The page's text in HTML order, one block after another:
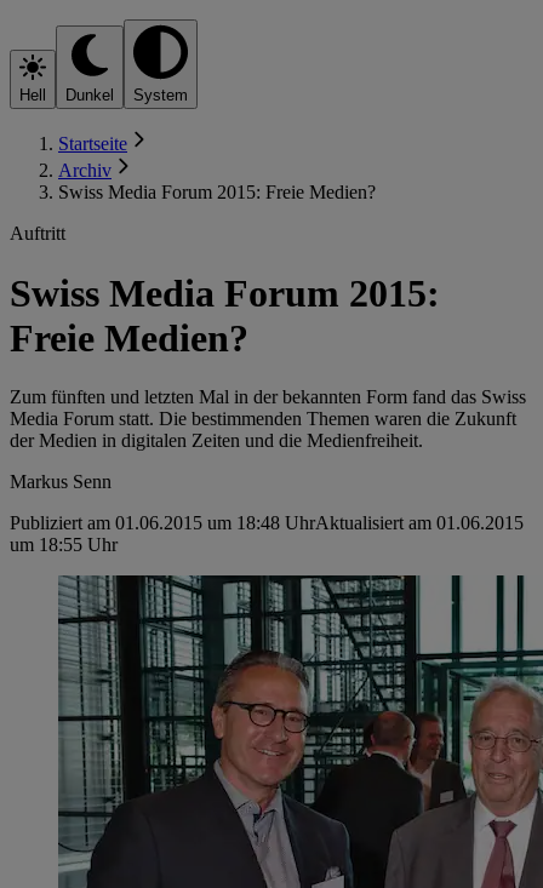
Hell Dunkel System
Startseite
Archiv
Swiss Media Forum 2015: Freie Medien?
Auftritt
Swiss Media Forum 2015:
Freie Medien?
Zum fünften und letzten Mal in der bekannten Form fand das Swiss
Media Forum statt. Die bestimmenden Themen waren die Zukunft
der Medien in digitalen Zeiten und die Medienfreiheit.
Markus Senn
Publiziert am 01.06.2015 um 18:48 UhrAktualisiert am 01.06.2015
um 18:55 Uhr